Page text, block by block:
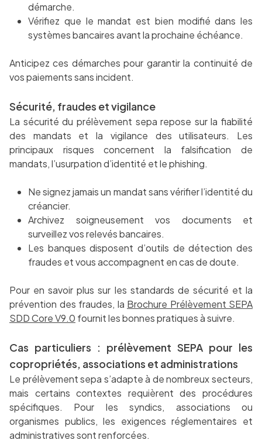
démarche.
Vérifiez que le mandat est bien modifié dans les
systèmes bancaires avant la prochaine échéance.
Anticipez ces démarches pour garantir la continuité de
vos paiements sans incident.
Sécurité, fraudes et vigilance
La sécurité du prélèvement sepa repose sur la fiabilité
des mandats et la vigilance des utilisateurs. Les
principaux risques concernent la falsification de
mandats, l’usurpation d’identité et le phishing.
Ne signez jamais un mandat sans vérifier l’identité du
créancier.
Archivez soigneusement vos documents et
surveillez vos relevés bancaires.
Les banques disposent d’outils de détection des
fraudes et vous accompagnent en cas de doute.
Pour en savoir plus sur les standards de sécurité et la
prévention des fraudes, la Brochure Prélèvement SEPA
SDD Core V9.0 fournit les bonnes pratiques à suivre.
Cas particuliers : prélèvement SEPA pour les
copropriétés, associations et administrations
Le prélèvement sepa s’adapte à de nombreux secteurs,
mais certains contextes requièrent des procédures
spécifiques. Pour les syndics, associations ou
organismes publics, les exigences réglementaires et
administratives sont renforcées.